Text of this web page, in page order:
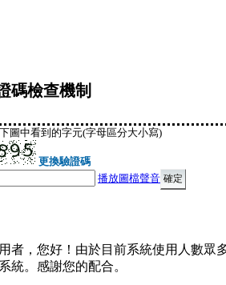
碼檢查機制
圖中看到的字元(字母區分大小寫)
更換驗證碼
播放圖檔聲音
者，您好！由於目前系統使用人數眾
統。感謝您的配合。